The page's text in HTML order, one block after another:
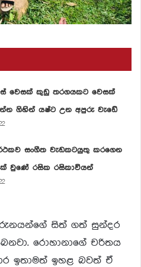
වෙසක් කුඩු තරගයකට වෙසක්
ගිහින් යෂ්ට උන අපුරු වැඩේ
සංගීත වැඩකටයුතු කරගෙන
වුණේ රසික රසිකාවියන්
සිත් ගත් සුන්දර
රොහානාගේ චරිතය
ඉතාමත් ඉහළ බවත් ඒ